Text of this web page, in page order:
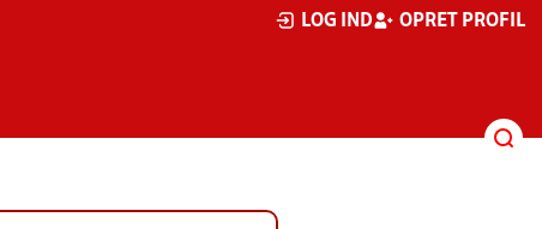
LOG IND OPRET PROFIL